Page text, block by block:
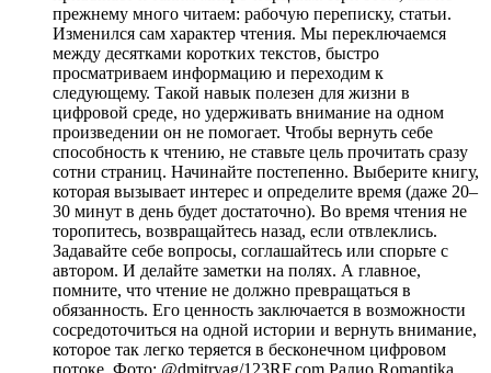
прежнему много читаем: рабочую переписку, статьи.
Изменился сам характер чтения. Мы переключаемся
между десятками коротких текстов, быстро
просматриваем информацию и переходим к
следующему. Такой навык полезен для жизни в
цифровой среде, но удерживать внимание на одном
произведении он не помогает. Чтобы вернуть себе
способность к чтению, не ставьте цель прочитать сразу
сотни страниц. Начинайте постепенно. Выберите книгу,
которая вызывает интерес и определите время (даже 20–
30 минут в день будет достаточно). Во время чтения не
торопитесь, возвращайтесь назад, если отвлеклись.
Задавайте себе вопросы, соглашайтесь или спорьте с
автором. И делайте заметки на полях. А главное,
помните, что чтение не должно превращаться в
обязанность. Его ценность заключается в возможности
сосредоточиться на одной истории и вернуть внимание,
которое так легко теряется в бесконечном цифровом
потоке. Фото: @dmitryag/123RF.com Радио Romantika